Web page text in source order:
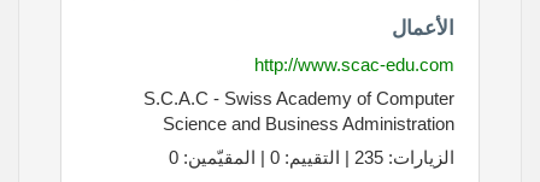
الأعمال
http://www.scac-edu.com
S.C.A.C - Swiss Academy of Computer
Science and Business Administration
الزيارات: 235 | التقييم: 0 | المقيّمين: 0